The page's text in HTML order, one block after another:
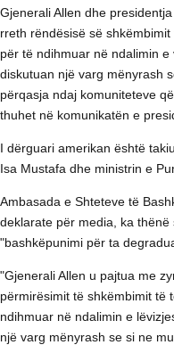
Gjenerali Allen dhe
rreth rëndësisë së
për të ndihmuar në ndalimin
diskutuan një varg mënyrash
përqasja ndaj komuniteteve
thuhet në komunikatën e
I dërguari amerikan është
Isa Mustafa dhe ministrin e
Ambasada e Shteteve të
deklarate për media, ka
"bashkëpunimi për ta
"Gjenerali Allen u pajtua me
përmirësimit të shkëmbimit të
ndihmuar në ndalimin e
një varg mënyrash se si ne